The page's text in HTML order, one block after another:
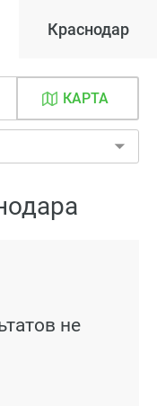
Краснодар
КАРТА
не